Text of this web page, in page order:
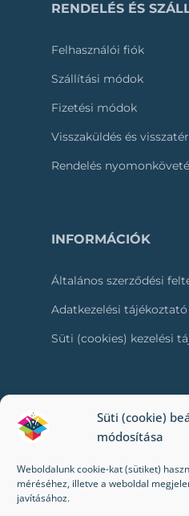
Süti (cookie)
módosítása
Weboldalunk cookie-kat (sütiket)
méréséhez, illetve a weboldal
javításához.
RENDELÉS ÉS
Felhasználói fiók
Szállítási módok
Fizetési módok
Visszaküldés és
Rendelés
INFORMÁCIÓK
Általános szerződési
Adatkezelési tájékoztató
Süti (cookies) kezelési
RÓLUNK
Kik vagyunk mi?